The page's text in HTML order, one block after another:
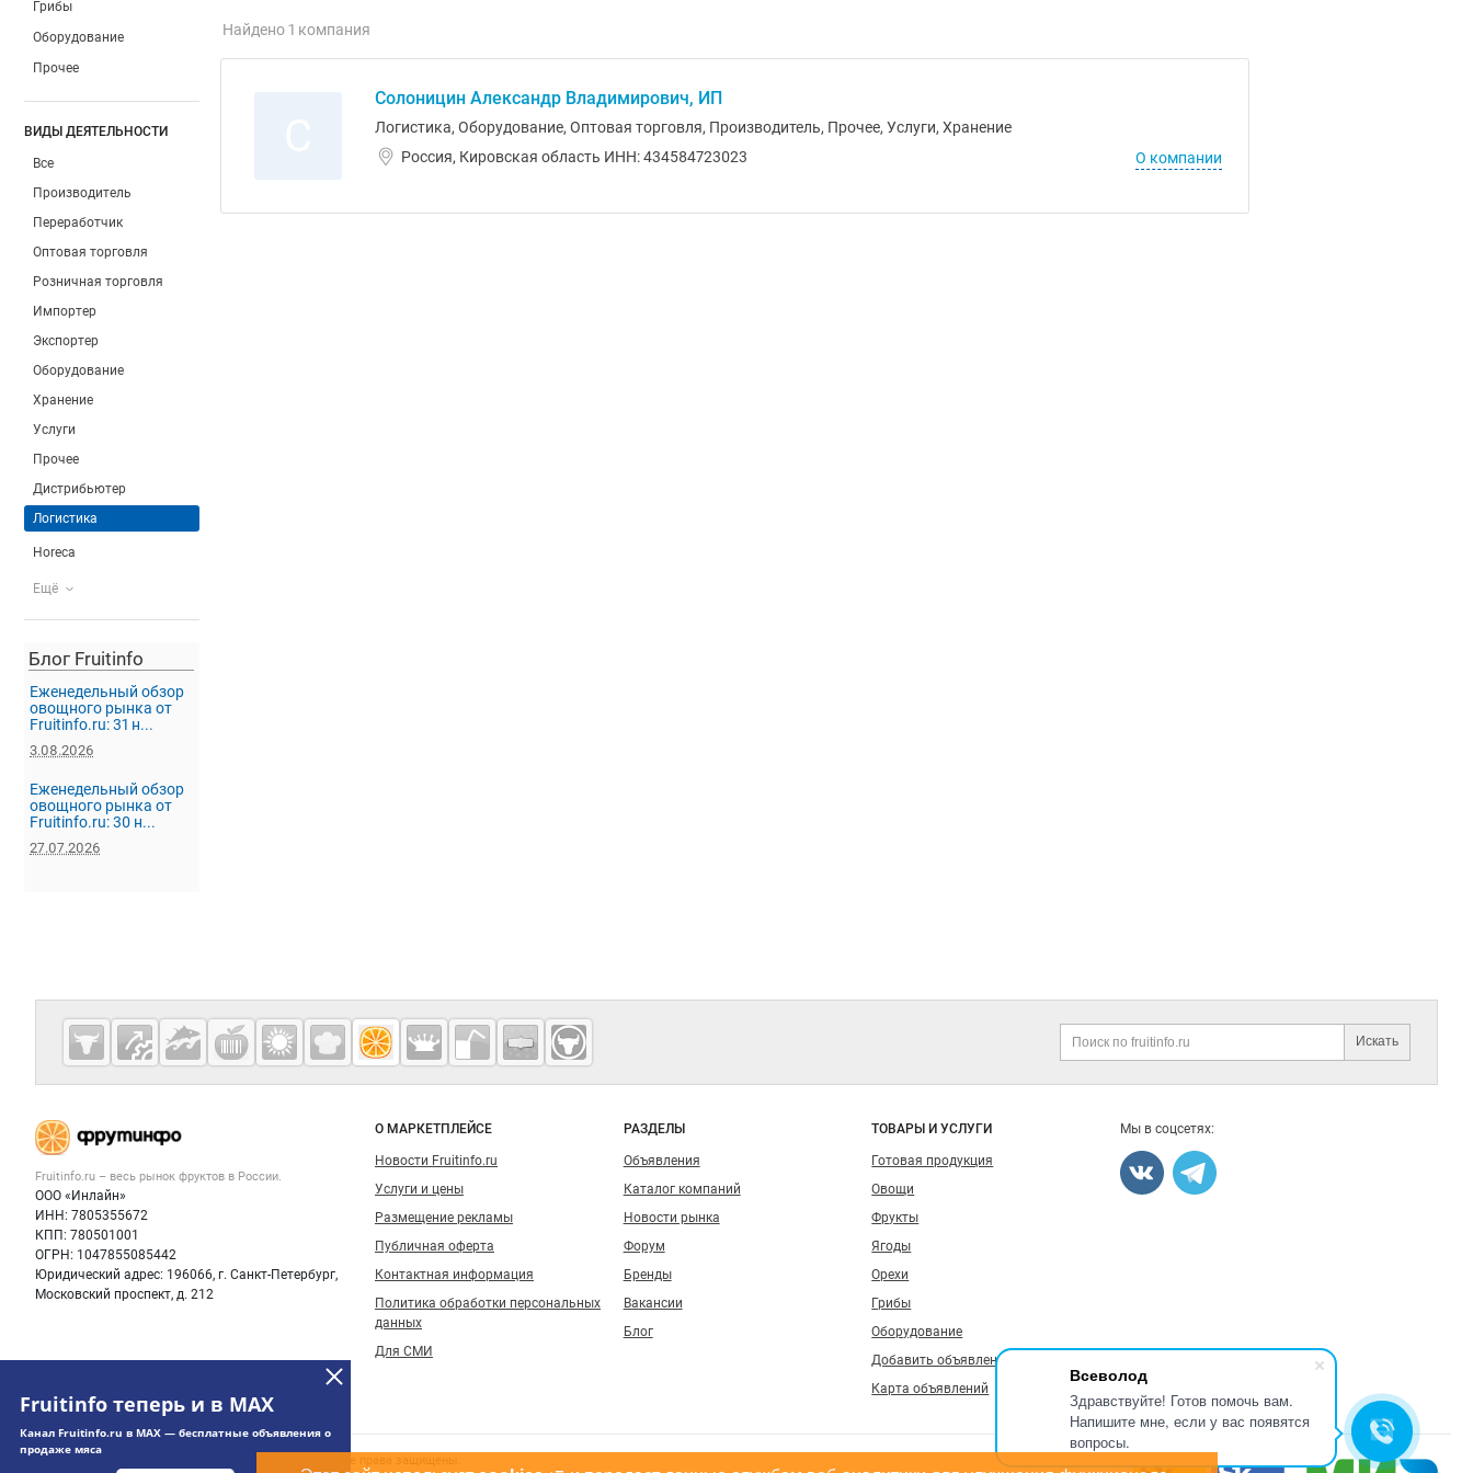
Всеволод
Здравствуйте! Готов помочь вам.
Напишите мне, если у вас появятся
вопросы.
Грибы
Оборудование
Прочее
ВИДЫ ДЕЯТЕЛЬНОСТИ
Все
Производитель
Переработчик
Оптовая торговля
Розничная торговля
Импортер
Экспортер
Оборудование
Хранение
Услуги
Прочее
Дистрибьютер
Логистика
Horeca
Ещё
Блог Fruitinfo
Еженедельный обзор
овощного рынка от
Fruitinfo.ru: 31 н...
3.08.2026
Еженедельный обзор
овощного рынка от
Fruitinfo.ru: 30 н...
27.07.2026
Найдено 1 компания
Солоницин Александр Владимирович, ИП
Логистика, Оборудование, Оптовая торговля, Производитель, Прочее, Услуги, Хранение
Россия, Кировская область ИНН: 434584723023
О компании
Fruitinfo теперь и в MAX
Канал Fruitinfo.ru в MAX — бесплатные объявления о
продаже мяса
Дополнительная информация
Искать
Cсылки на полезные проекты
Fruitinfo.ru
— рынок
фруктов
Важные разделы и контакты
Fruitinfo.ru – весь рынок фруктов в России.
ООО «Инлайн»
ИНН: 7805355672
КПП: 780501001
ОГРН: 1047855085442
Юридический адрес: 196066, г. Санкт-Петербург,
Московский проспект, д. 212
Навигация по сайту
О МАРКЕТПЛЕЙСЕ
Новости Fruitinfo.ru
Услуги и цены
Размещение рекламы
Публичная оферта
Контактная информация
Политика обработки персональных
данных
Для СМИ
РАЗДЕЛЫ
Объявления
Каталог компаний
Новости рынка
Форум
Бренды
Вакансии
Блог
ТОВАРЫ И УСЛУГИ
Готовая продукция
Овощи
Фрукты
Ягоды
Орехи
Грибы
Оборудование
Добавить объявление
Карта объявлений
Мы в соцсетях:
Счетчики, авторское право, логотипы